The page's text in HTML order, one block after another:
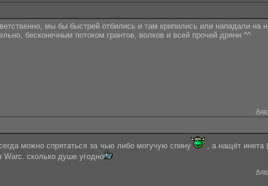
мы бы быстрей отбились и там крипились или нападали на
бесконечным потоком грантов, волков и всей прочей дряни ^^
можно спрятаться за чью либо могучую спину
, а нащёт инета
Wаrc. сколько душе угодно